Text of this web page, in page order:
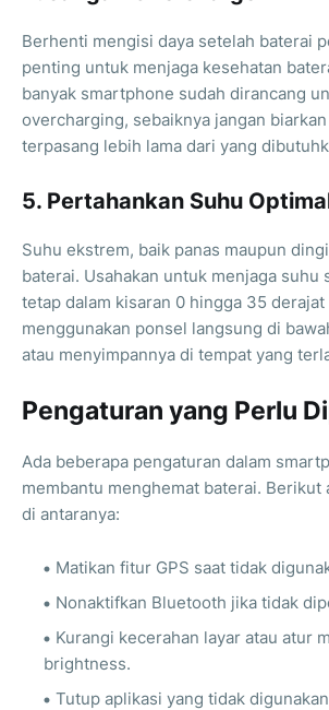
Berhenti mengisi daya setelah baterai
penting untuk menjaga kesehatan
banyak smartphone sudah dirancang
overcharging, sebaiknya jangan
terpasang lebih lama dari yang
5. Pertahankan Suhu
Suhu ekstrem, baik panas maupun
baterai. Usahakan untuk menjaga suhu
tetap dalam kisaran 0 hingga 35
menggunakan ponsel langsung di
atau menyimpannya di tempat yang
Pengaturan yang Perlu
Ada beberapa pengaturan dalam
membantu menghemat baterai. Berikut
di antaranya:
Matikan fitur GPS saat tidak
Nonaktifkan Bluetooth jika tidak
Kurangi kecerahan layar atau atur
brightness.
Tutup aplikasi yang tidak